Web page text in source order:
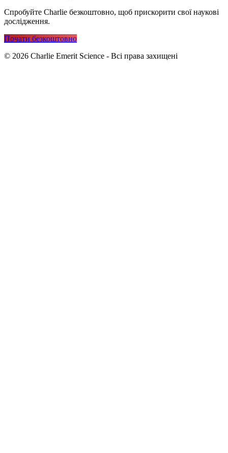
Спробуйте Charlie безкоштовно, щоб прискорити свої наукові
дослідження.
Почати безкоштовно
© 2026 Charlie Emerit Science - Всі права захищені